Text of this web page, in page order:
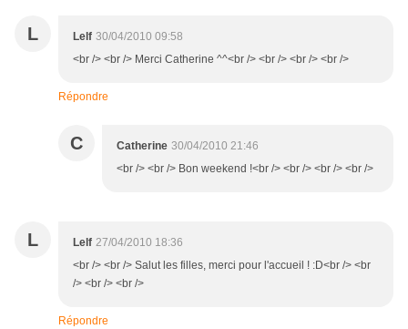
L Lelf 30/04/2010 09:58
<br /> <br /> Merci Catherine ^^<br /> <br /> <br /> <br />
Répondre
C Catherine 30/04/2010 21:46
<br /> <br /> Bon weekend !<br /> <br /> <br /> <br />
L Lelf 27/04/2010 18:36
<br /> <br /> Salut les filles, merci pour l'accueil ! :D<br /> <br
/> <br /> <br />
Répondre